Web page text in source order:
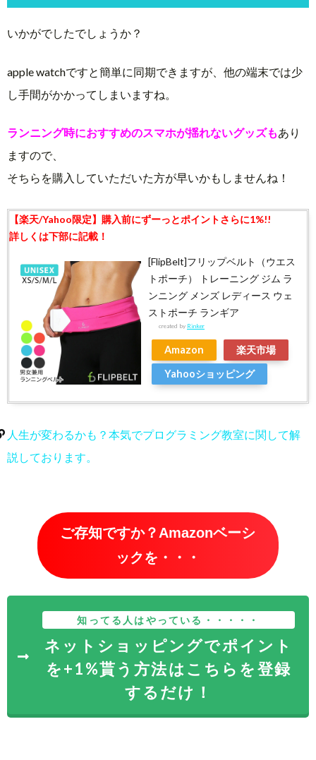
いかがでしたでしょうか？
apple watchですと簡単に同期できますが、他の端末では少
し手間がかかってしまいますね。
ランニング時におすすめのスマホが揺れないグッズもあり
ますので、
そちらを購入していただいた方が早いかもしませんね！
[FlipBelt]フリップベルト（ウエス
トポーチ） トレーニング ジム ラ
ンニング メンズ レディース ウェ
ストポーチ ランギア
created by Rinker
Amazon
楽天市場
Yahooショッピング
人生が変わるかも？本気でプログラミング教室に関して解
説しております。
ご存知ですか？Amazonベーシ
ックを・・・
知ってる人はやっている・・・・・
ネットショッピングでポイント
を+1%貰う方法はこちらを登録
するだけ！